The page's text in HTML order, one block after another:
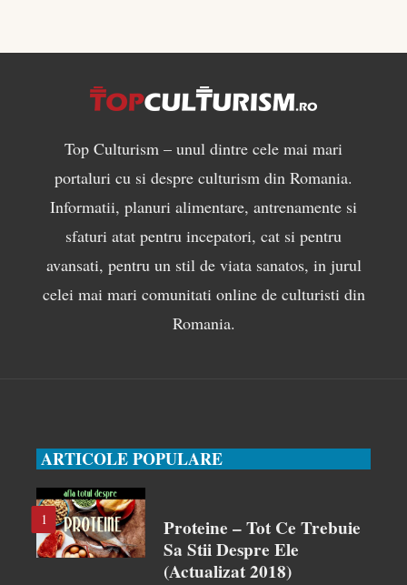
Top Culturism – unul dintre cele mai mari
portaluri cu si despre culturism din Romania.
Informatii, planuri alimentare, antrenamente si
sfaturi atat pentru incepatori, cat si pentru
avansati, pentru un stil de viata sanatos, in jurul
celei mai mari comunitati online de culturisti din
Romania.
ARTICOLE POPULARE
1
Proteine – Tot Ce Trebuie
Sa Stii Despre Ele
(actualizat 2018)